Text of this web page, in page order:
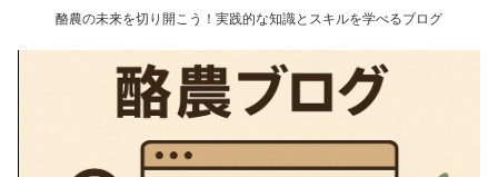
酪農の未来を切り開こう！実践的な知識とスキルを学べるブログ